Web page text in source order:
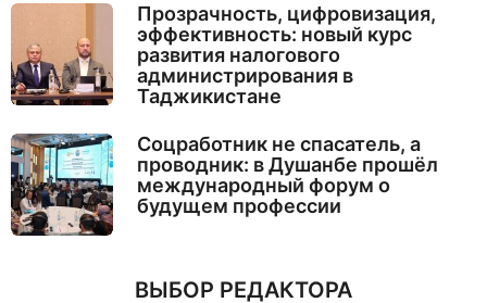
Прозрачность, цифровизация,
эффективность: новый курс
развития налогового
администрирования в
Таджикистане
Соцработник не спасатель, а
проводник: в Душанбе прошёл
международный форум о
будущем профессии
ВЫБОР РЕДАКТОРА